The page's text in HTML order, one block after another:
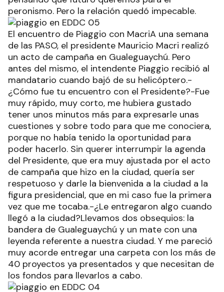
peronismo. Pero la relación quedó impecable.
El encuentro de Piaggio con MacriA una semana
de las PASO, el presidente Mauricio Macri realizó
un acto de campaña en Gualeguaychú. Pero
antes del mismo, el intendente Piaggio recibió al
mandatario cuando bajó de su helicóptero.-
¿Cómo fue tu encuentro con el Presidente?-Fue
muy rápido, muy corto, me hubiera gustado
tener unos minutos más para expresarle unas
cuestiones y sobre todo para que me conociera,
porque no había tenido la oportunidad para
poder hacerlo. Sin querer interrumpir la agenda
del Presidente, que era muy ajustada por el acto
de campaña que hizo en la ciudad, quería ser
respetuoso y darle la bienvenida a la ciudad a la
figura presidencial, que en mi caso fue la primera
vez que me tocaba.-¿Le entregaron algo cuando
llegó a la ciudad?Llevamos dos obsequios: la
bandera de Gualeguaychú y un mate con una
leyenda referente a nuestra ciudad. Y me pareció
muy acorde entregar una carpeta con los más de
40 proyectos ya presentados y que necesitan de
los fondos para llevarlos a cabo.